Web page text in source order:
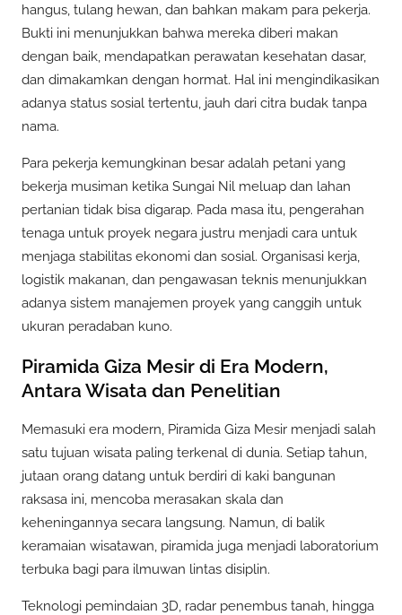
hangus, tulang hewan, dan bahkan makam para pekerja.
Bukti ini menunjukkan bahwa mereka diberi makan
dengan baik, mendapatkan perawatan kesehatan dasar,
dan dimakamkan dengan hormat. Hal ini mengindikasikan
adanya status sosial tertentu, jauh dari citra budak tanpa
nama.
Para pekerja kemungkinan besar adalah petani yang
bekerja musiman ketika Sungai Nil meluap dan lahan
pertanian tidak bisa digarap. Pada masa itu, pengerahan
tenaga untuk proyek negara justru menjadi cara untuk
menjaga stabilitas ekonomi dan sosial. Organisasi kerja,
logistik makanan, dan pengawasan teknis menunjukkan
adanya sistem manajemen proyek yang canggih untuk
ukuran peradaban kuno.
Piramida Giza Mesir di Era Modern,
Antara Wisata dan Penelitian
Memasuki era modern, Piramida Giza Mesir menjadi salah
satu tujuan wisata paling terkenal di dunia. Setiap tahun,
jutaan orang datang untuk berdiri di kaki bangunan
raksasa ini, mencoba merasakan skala dan
keheningannya secara langsung. Namun, di balik
keramaian wisatawan, piramida juga menjadi laboratorium
terbuka bagi para ilmuwan lintas disiplin.
Teknologi pemindaian 3D, radar penembus tanah, hingga